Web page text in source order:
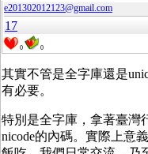
e201302012123@gmail.com
17
0 0
其實不管是全字庫還是
有必要。
特別是全字庫，拿著臺灣
nicode的內碼。實際上意